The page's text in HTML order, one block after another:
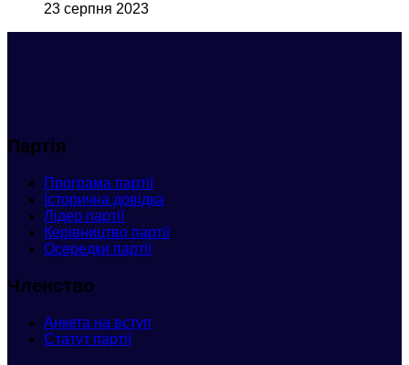
23 серпня 2023
Партія
Програма партії
Історична довідка
Лідер партії
Керівництво партії
Осередки партії
Членство
Анкета на вступ
Статут партії